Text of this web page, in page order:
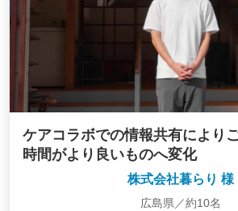
ケアコラボでの情報共有により
時間がより良いものへ変化
株式会社暮らり 様
広島県／約10名